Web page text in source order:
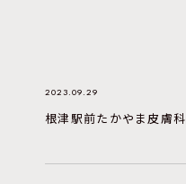
2023.09.29
根津駅前たかやま皮膚科